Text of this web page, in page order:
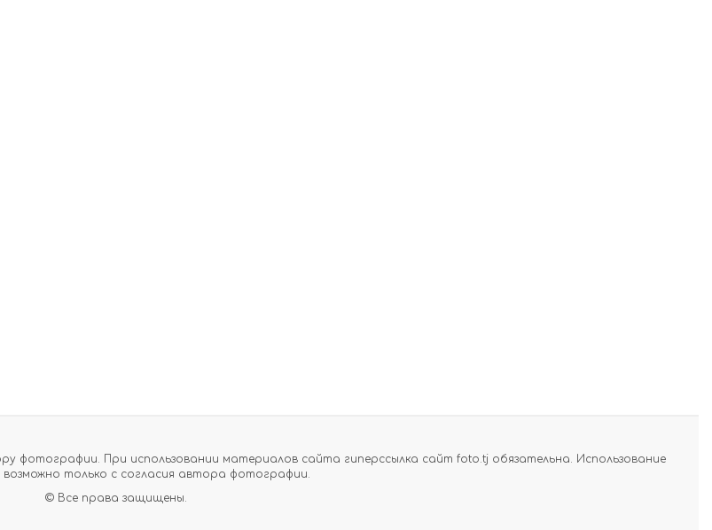
фотографии. При использовании материалов сайта гиперссылка сайт foto.tj обязательна. Использование
только с согласия автора фотографии.
© Все права защищены.